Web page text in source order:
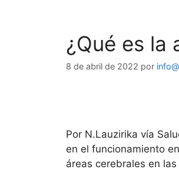
¿Qué es la
8 de abril de 2022 por
Por N.Lauzirika vía
en el funcionamiento
áreas cerebrales en